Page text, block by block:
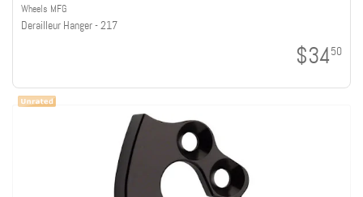
Wheels MFG
Derailleur Hanger - 217
$3450